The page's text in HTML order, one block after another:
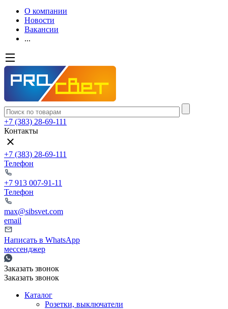
О компании
Новости
Вакансии
...
+7 (383) 28-69-111
Контакты
+7 (383) 28-69-111
Телефон
+7 913 007-91-11
Телефон
max@sibsvet.com
email
Написать в WhatsApp
мессенджер
Заказать звонок
Заказать звонок
Каталог
Розетки, выключатели